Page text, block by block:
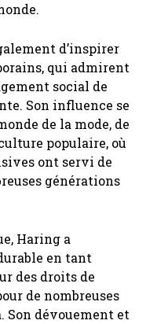
d’inspirer
qui admirent
social de
Son influence se
de la mode, de
populaire, où
ont servi de
générations
Haring a
en tant
des droits de
de nombreuses
Son dévouement et